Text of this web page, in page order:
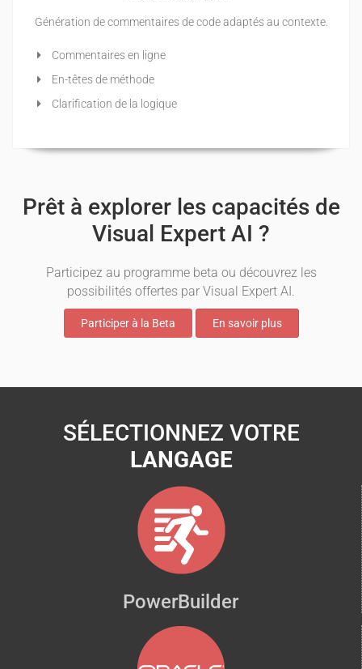
Génération de commentaires de code adaptés au contexte.
Commentaires en ligne
En-têtes de méthode
Clarification de la logique
Prêt à explorer les capacités de
Visual Expert AI ?
Participez au programme beta ou découvrez les
possibilités offertes par Visual Expert AI.
Participer à la Beta En savoir plus
SÉLECTIONNEZ VOTRE
LANGAGE
PowerBuilder